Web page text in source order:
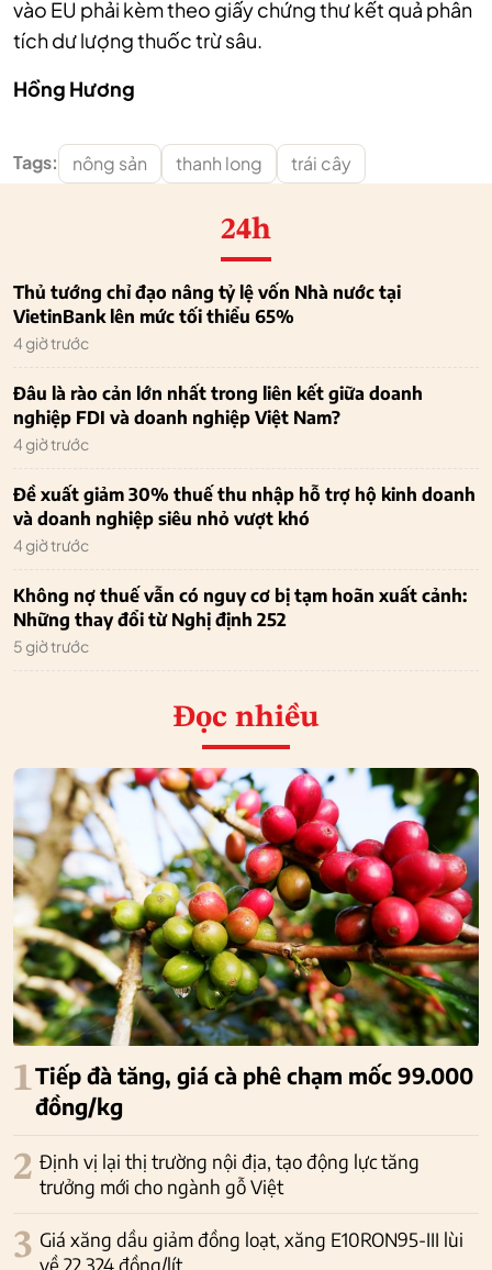
vào EU phải kèm theo giấy chứng thư kết quả phân
tích dư lượng thuốc trừ sâu.
Hồng Hương
Tags: nông sản thanh long trái cây
24h
Thủ tướng chỉ đạo nâng tỷ lệ vốn Nhà nước tại
VietinBank lên mức tối thiểu 65%
4 giờ trước
Đâu là rào cản lớn nhất trong liên kết giữa doanh
nghiệp FDI và doanh nghiệp Việt Nam?
4 giờ trước
Đề xuất giảm 30% thuế thu nhập hỗ trợ hộ kinh doanh
và doanh nghiệp siêu nhỏ vượt khó
4 giờ trước
Không nợ thuế vẫn có nguy cơ bị tạm hoãn xuất cảnh:
Những thay đổi từ Nghị định 252
5 giờ trước
Đọc nhiều
1Tiếp đà tăng, giá cà phê chạm mốc 99.000
đồng/kg
2 Định vị lại thị trường nội địa, tạo động lực tăng
trưởng mới cho ngành gỗ Việt
3 Giá xăng dầu giảm đồng loạt, xăng E10RON95-III lùi
về 22.324 đồng/lít